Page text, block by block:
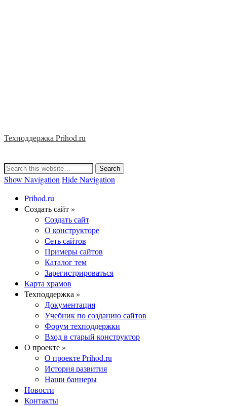
Техподдержка Prihod.ru
Show Navigation Hide Navigation
Prihod.ru
Создать сайт »
Создать сайт
О конструкторе
Сеть сайтов
Примеры сайтов
Каталог тем
Зарегистрироваться
Карта храмов
Техподдержка »
Документация
Учебник по созданию сайтов
Форум техподдержки
Вход в старый конструктор
О проекте »
О проекте Prihod.ru
История развития
Наши баннеры
Новости
Контакты